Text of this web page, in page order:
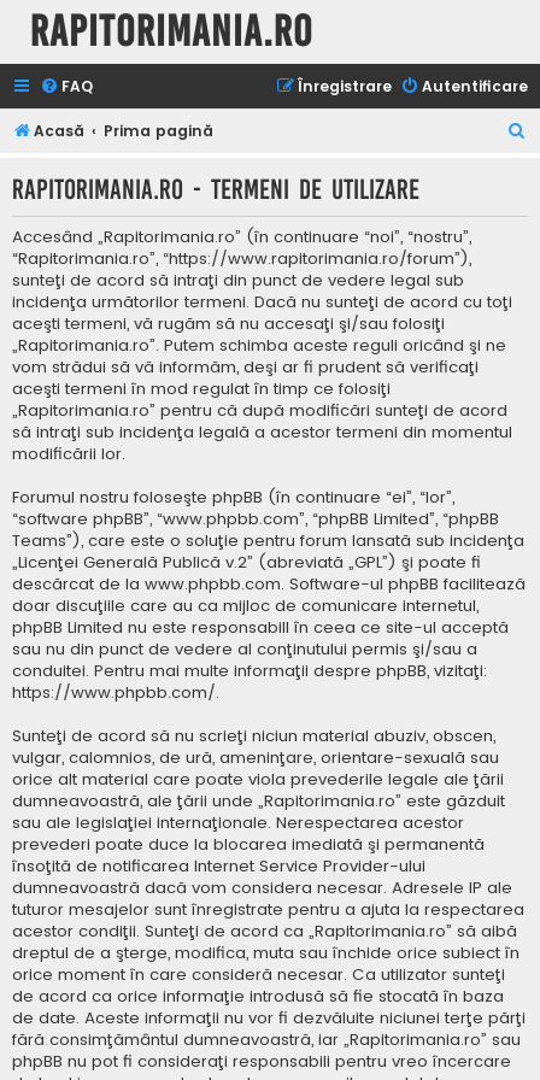
Rapitorimania.ro
FAQ Autentificare
Înregistrare
Acasă Prima pagină
t
Rapitorimania.ro - Termeni de utilizare
Accesând „Rapitorimania.ro” (în continuare “noi”, “nostru”,
“Rapitorimania.ro”, “https://www.rapitorimania.ro/forum”),
sunteţi de acord să intraţi din punct de vedere legal sub
incidenţa următorilor termeni. Dacă nu sunteţi de acord cu toţi
aceşti termeni, vă rugăm să nu accesaţi şi/sau folosiţi
„Rapitorimania.ro”. Putem schimba aceste reguli oricând şi ne
vom strădui să vă informăm, deşi ar fi prudent să verificaţi
aceşti termeni în mod regulat în timp ce folosiţi
„Rapitorimania.ro” pentru că după modificări sunteţi de acord
să intraţi sub incidenţa legală a acestor termeni din momentul
modificării lor.
Forumul nostru foloseşte phpBB (în continuare “ei”, “lor”,
“software phpBB”, “www.phpbb.com”, “phpBB Limited”, “phpBB
Teams”), care este o soluţie pentru forum lansată sub incidenţa
„Licenţei Generală Publică v.2” (abreviată „GPL”) şi poate fi
descărcat de la www.phpbb.com. Software-ul phpBB facilitează
doar discuţiile care au ca mijloc de comunicare internetul,
phpBB Limited nu este responsabill în ceea ce site-ul acceptă
sau nu din punct de vedere al conţinutului permis şi/sau a
conduitei. Pentru mai multe informaţii despre phpBB, vizitaţi:
https://www.phpbb.com/.
Sunteţi de acord să nu scrieţi niciun material abuziv, obscen,
vulgar, calomnios, de ură, ameninţare, orientare-sexuală sau
orice alt material care poate viola prevederile legale ale ţării
dumneavoastră, ale ţării unde „Rapitorimania.ro” este găzduit
sau ale legislaţiei internaţionale. Nerespectarea acestor
prevederi poate duce la blocarea imediată şi permanentă
însoţită de notificarea Internet Service Provider-ului
dumneavoastră dacă vom considera necesar. Adresele IP ale
tuturor mesajelor sunt înregistrate pentru a ajuta la respectarea
acestor condiţii. Sunteţi de acord ca „Rapitorimania.ro” să aibă
dreptul de a şterge, modifica, muta sau închide orice subiect în
orice moment în care consideră necesar. Ca utilizator sunteţi
de acord ca orice informaţie introdusă să fie stocată în baza
de date. Aceste informaţii nu vor fi dezvăluite niciunei terţe părţi
fără consimţământul dumneavoastră, iar „Rapitorimania.ro” sau
phpBB nu pot fi consideraţi responsabili pentru vreo încercare